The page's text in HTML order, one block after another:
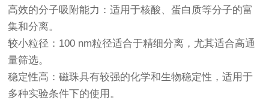
高效的分子吸附能力：适用于核酸、蛋白质等分子的富
集和分离。
较小粒径：100 nm粒径适合于精细分离，尤其适合高通
量筛选。
稳定性高：磁珠具有较强的化学和生物稳定性，适用于
多种实验条件下的使用。